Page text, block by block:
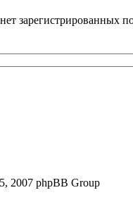
зарегистрированных
2007 phpBB Group